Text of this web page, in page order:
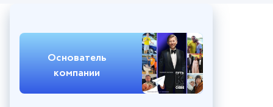
Основатель
компании